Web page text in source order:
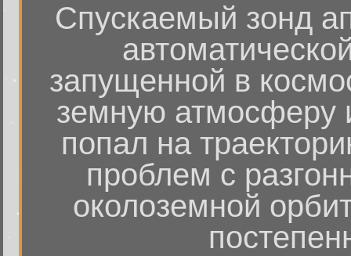
Спускаемый зонд
запущенной в
земную атмосферу
попал на
проблем с
околоземной